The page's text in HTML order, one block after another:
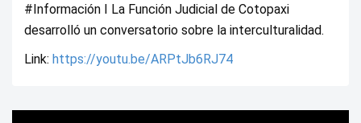
#Información I La Función Judicial de Cotopaxi
desarrolló un conversatorio sobre la interculturalidad.
Link: https://youtu.be/ARPtJb6RJ74